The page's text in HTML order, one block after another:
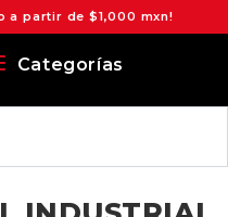
a partir de $1,000 mxn!
Categorías